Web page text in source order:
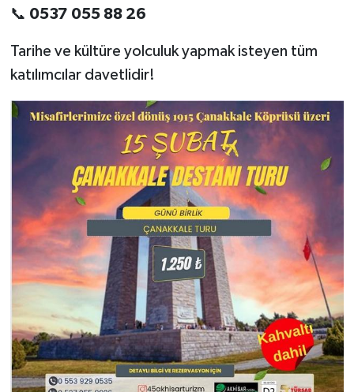
📞 0537 055 88 26
Tarihe ve kültüre yolculuk yapmak isteyen tüm
katılımcılar davetlidir!